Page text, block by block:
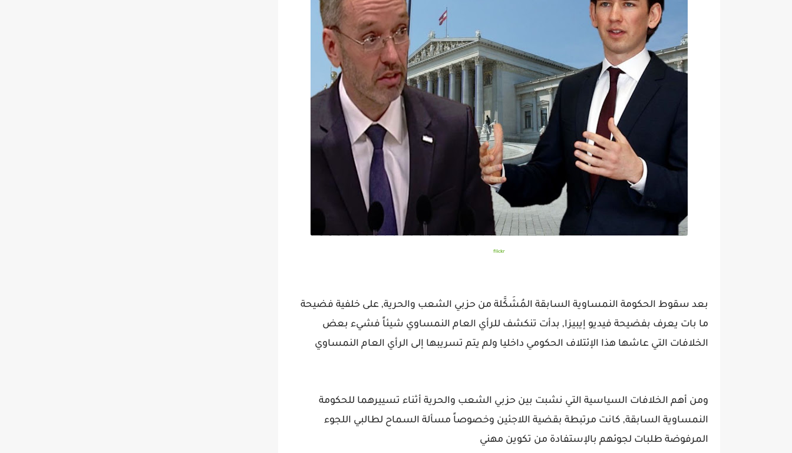
flickr
بعد سقوط الحكومة النمساوية السابقة المُشَكَّلة من حزبي الشعب والحرية, على خلفية فضيحة
ما بات يعرف بفضيحة فيديو إيبيزا, بدأت تنكشف للرأي العام النمساوي شيئاً فشيء بعض
الخلافات التي عاشها هذا الإئتلاف الحكومي داخليا ولم يتم تسريبها إلى الرأي العام النمساوي
ومن أهم الخلافات السياسية التي نشبت بين حزبي الشعب والحرية أثناء تسييرهما للحكومة
النمساوية السابقة, كانت مرتبطة بقضية اللاجئين وخصوصاً مسألة السماح لطالبي اللجوء
المرفوضة طلبات لجوئهم بالإستفادة من تكوين مهني